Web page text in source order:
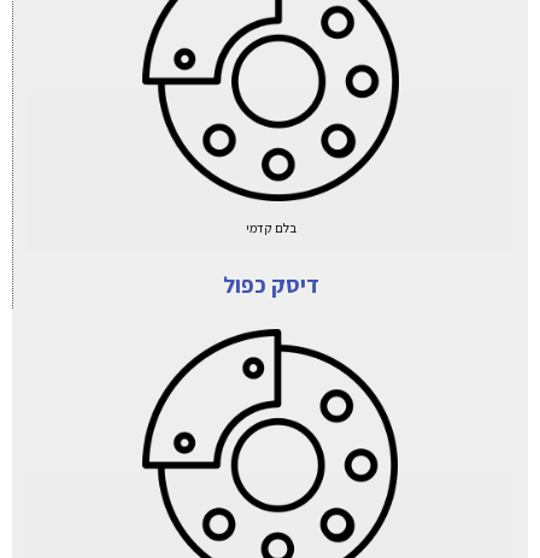
בלם קדמי
דיסק כפול